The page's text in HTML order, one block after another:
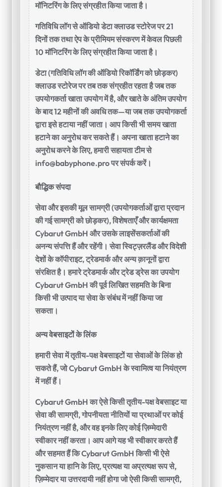
मॉनिटरिंग के लिए संग्रहीत किया जाता है।
गतिविधि लॉग से ऑडियो डेटा क्लाउड स्टोरेज पर 21
दिनों तक तथा ऐप के प्रीमियम संस्करण में केवल पिछली
10 मॉनिटरिंग के लिए संग्रहीत किया जाता है।
डेटा (गतिविधि लॉग की ऑडियो रिकॉर्डिंग को छोड़कर)
क्लाउड स्टोरेज पर तब तक संग्रहीत रहता है जब तक
उपयोगकर्ता खाता उपयोग में है, और खाते के अंतिम उपयोग
के बाद 12 महीनों की अवधि तक—या जब तक उपयोगकर्ता
द्वारा इसे हटाया नहीं जाता। आप किसी भी समय खाता
हटाने का अनुरोध कर सकते हैं। अपना खाता हटाने का
अनुरोध करने के लिए, हमारी सहायता टीम से
info@babyphone.proपर संपर्क करें।
बौद्धिक संपदा
सेवा और इसकी मूल सामग्री (उपयोगकर्ताओं द्वारा प्रदान
की गई सामग्री को छोड़कर), विशेषताएँ और कार्यक्षमता
Cybarut GmbH और उसके लाइसेंसकर्ताओं की
अनन्य संपत्ति हैं और रहेंगी। सेवा स्विट्ज़रलैंड और विदेशी
देशों के कॉपीराइट, ट्रेडमार्क और अन्य क़ानूनों द्वारा
संरक्षित है। हमारे ट्रेडमार्क और ट्रेड ड्रेस का उपयोग
Cybarut GmbH की पूर्व लिखित सहमति के बिना
किसी भी उत्पाद या सेवा के संबंध में नहीं किया जा
सकता।
अन्य वेबसाइटों के लिंक
हमारी सेवा में तृतीय-पक्ष वेबसाइटों या सेवाओं के लिंक हो
सकते हैं, जो Cybarut GmbH के स्वामित्व या नियंत्रण
में नहीं हैं।
Cybarut GmbH का ऐसे किसी तृतीय-पक्ष वेबसाइट या
सेवा की सामग्री, गोपनीयता नीतियों या प्रथाओं पर कोई
नियंत्रण नहीं है, और वह इनके लिए कोई ज़िम्मेदारी
स्वीकार नहीं करता। आप आगे यह भी स्वीकार करते हैं
और सहमत हैं कि Cybarut GmbH किसी भी ऐसे
नुकसान या हानि के लिए, प्रत्यक्ष या अप्रत्यक्ष रूप से,
ज़िम्मेदार या उत्तरदायी नहीं होगा जो ऐसी किसी सामग्री,